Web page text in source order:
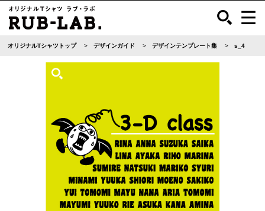
オリジナルTシャツトップ デザインガイド デザインテンプレート集 s_4